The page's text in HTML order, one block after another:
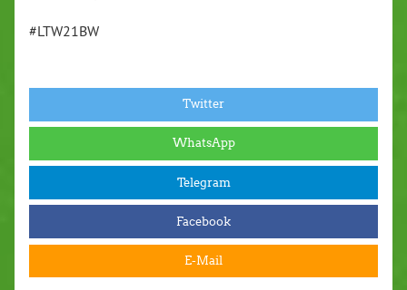
#LTW21BW
Twitter
WhatsApp
Telegram
Facebook
E-Mail